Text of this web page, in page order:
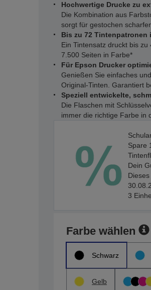
Hochwertige Drucke zu
Die Kombination aus
sorgt für gestochen
Bis zu 72 Tintenpatronen
Ein Tintensatz druckt bis
7.500 Seiten in Farbe*
Für Epson Drucker
Genießen Sie einfaches
Original-Tinten. Garantiert
Speziell entwickelte,
Die Flaschen mit
immer die richtige Farbe in
Spare
Dein
3
Farbe wählen
Schwarz
Gelb